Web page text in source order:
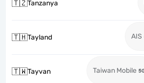
🇹🇿Tanzanya
🇹🇭Tayland AIS
🇹🇼Tayvan Taiwan Mobile